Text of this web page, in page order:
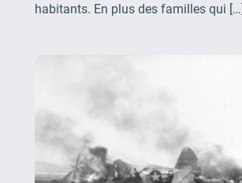
habitants. En plus des familles qui […]